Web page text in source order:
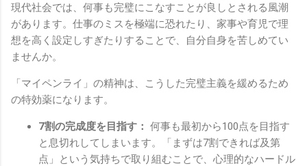
現代社会では、何事も完璧にこなすことが良しとされる風潮
があります。仕事のミスを極端に恐れたり、家事や育児で理
想を高く設定しすぎたりすることで、自分自身を苦しめてい
ませんか。
「マイペンライ」の精神は、こうした完璧主義を緩めるため
の特効薬になります。
7割の完成度を目指す： 何事も最初から100点を目指す
と息切れしてしまいます。「まずは7割できれば及第
点」という気持ちで取り組むことで、心理的なハードル